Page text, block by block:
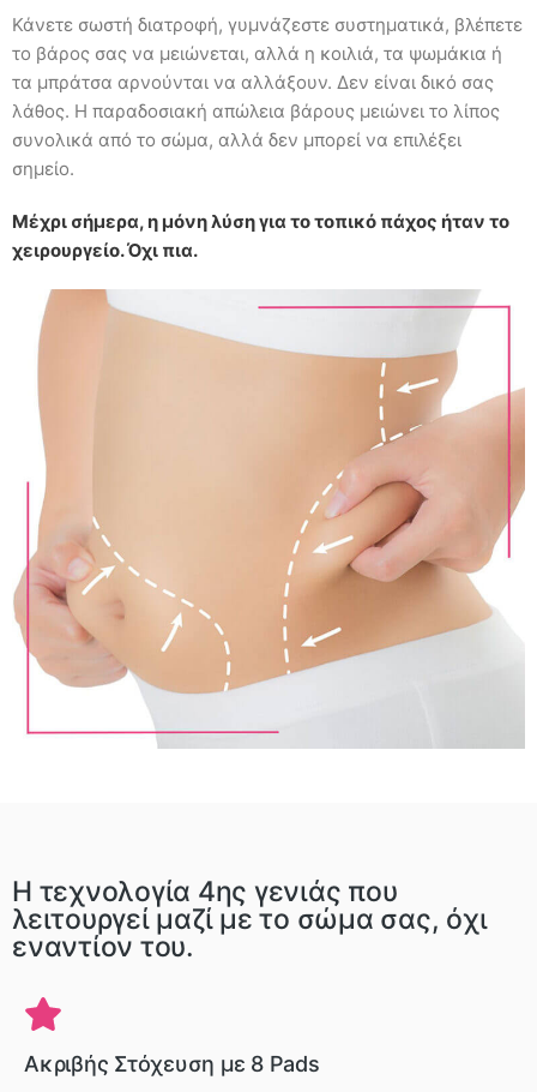
Κάνετε σωστή διατροφή, γυμνάζεστε συστηματικά, βλέπετε
το βάρος σας να μειώνεται, αλλά η κοιλιά, τα ψωμάκια ή
τα μπράτσα αρνούνται να αλλάξουν. Δεν είναι δικό σας
λάθος. Η παραδοσιακή απώλεια βάρους μειώνει το λίπος
συνολικά από το σώμα, αλλά δεν μπορεί να επιλέξει
σημείο.
Μέχρι σήμερα, η μόνη λύση για το τοπικό πάχος ήταν το
χειρουργείο. Όχι πια.
Η τεχνολογία 4ης γενιάς που
λειτουργεί μαζί με το σώμα σας, όχι
εναντίον του.
Ακριβής Στόχευση με 8 Pads